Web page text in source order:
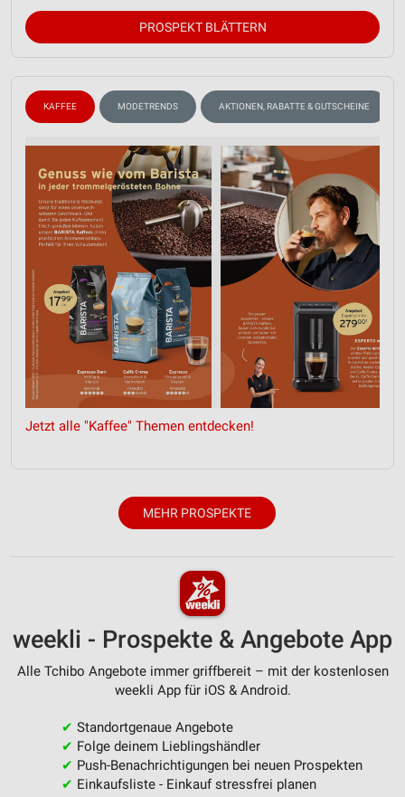
PROSPEKT BLÄTTERN
KAFFEE MODETRENDS AKTIONEN, RABATTE & GUTSCHEINE
Jetzt alle "Kaffee" Themen entdecken!
MEHR PROSPEKTE
weekli - Prospekte & Angebote App
Alle Tchibo Angebote immer griffbereit – mit der kostenlosen
weekli App für iOS & Android.
✔ Standortgenaue Angebote
✔ Folge deinem Lieblingshändler
✔ Push-Benachrichtigungen bei neuen Prospekten
✔ Einkaufsliste - Einkauf stressfrei planen